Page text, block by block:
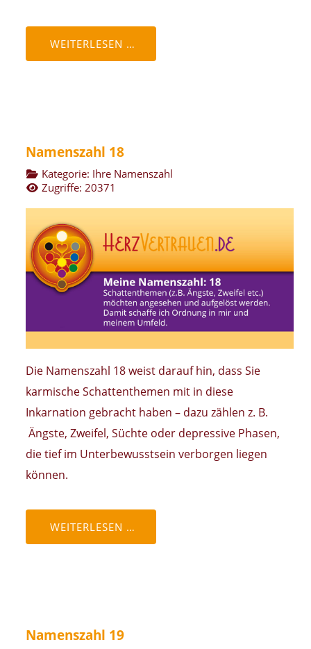
WEITERLESEN …
Namenszahl 18
Kategorie: Ihre Namenszahl
Zugriffe: 20371
Die Namenszahl 18 weist darauf hin, dass Sie
karmische Schattenthemen mit in diese
Inkarnation gebracht haben – dazu zählen z. B.
Ängste, Zweifel, Süchte oder depressive Phasen,
die tief im Unterbewusstsein verborgen liegen
können.
WEITERLESEN …
Namenszahl 19